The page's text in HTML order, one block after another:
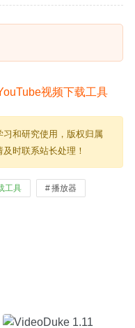
和研究使用，版权归属
时联系站长处理！
工具 播放器